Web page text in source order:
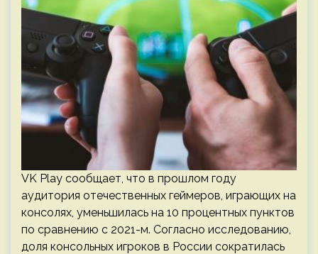
VK Play сообщает, что в прошлом году
аудитория отечественных геймеров, играющих на
консолях, уменьшилась на 10 процентных пунктов
по сравнению с 2021-м. Согласно исследованию,
доля консольных игроков в России сократилась